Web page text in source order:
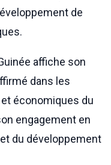
de
affiche son
dans les
économiques du
engagement en
du développement